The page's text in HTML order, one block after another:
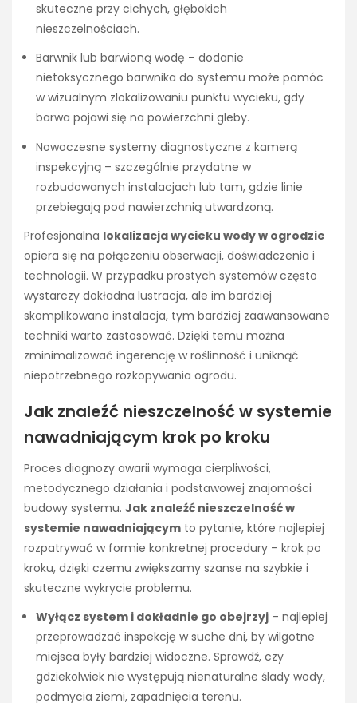
skuteczne przy cichych, głębokich
nieszczelnościach.
Barwnik lub barwioną wodę – dodanie
nietoksycznego barwnika do systemu może pomóc
w wizualnym zlokalizowaniu punktu wycieku, gdy
barwa pojawi się na powierzchni gleby.
Nowoczesne systemy diagnostyczne z kamerą
inspekcyjną – szczególnie przydatne w
rozbudowanych instalacjach lub tam, gdzie linie
przebiegają pod nawierzchnią utwardzoną.
Profesjonalna lokalizacja wycieku wody w ogrodzie
opiera się na połączeniu obserwacji, doświadczenia i
technologii. W przypadku prostych systemów często
wystarczy dokładna lustracja, ale im bardziej
skomplikowana instalacja, tym bardziej zaawansowane
techniki warto zastosować. Dzięki temu można
zminimalizować ingerencję w roślinność i uniknąć
niepotrzebnego rozkopywania ogrodu.
Jak znaleźć nieszczelność w systemie
nawadniającym krok po kroku
Proces diagnozy awarii wymaga cierpliwości,
metodycznego działania i podstawowej znajomości
budowy systemu. Jak znaleźć nieszczelność w
systemie nawadniającym to pytanie, które najlepiej
rozpatrywać w formie konkretnej procedury – krok po
kroku, dzięki czemu zwiększamy szanse na szybkie i
skuteczne wykrycie problemu.
Wyłącz system i dokładnie go obejrzyj – najlepiej
przeprowadzać inspekcję w suche dni, by wilgotne
miejsca były bardziej widoczne. Sprawdź, czy
gdziekolwiek nie występują nienaturalne ślady wody,
podmycia ziemi, zapadnięcia terenu.